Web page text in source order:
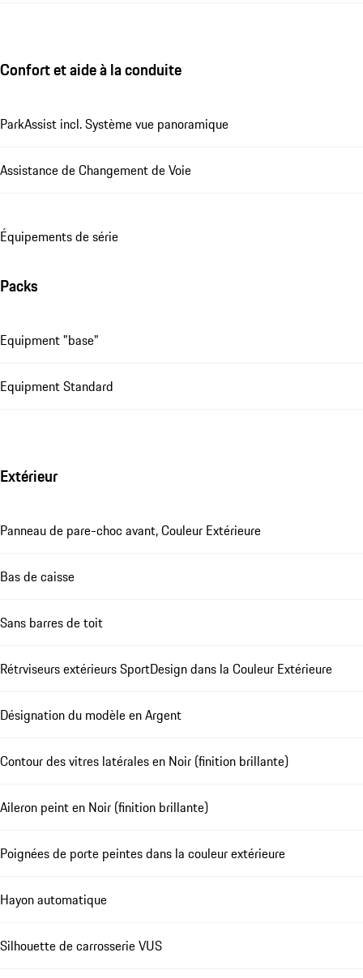
Confort et aide à la conduite
ParkAssist incl. Système vue panoramique
Assistance de Changement de Voie
Équipements de série
Packs
Equipment "base"
Equipment Standard
Extérieur
Panneau de pare-choc avant, Couleur Extérieure
Bas de caisse
Sans barres de toit
Rétrviseurs extérieurs SportDesign dans la Couleur Extérieure
Désignation du modèle en Argent
Contour des vitres latérales en Noir (finition brillante)
Aileron peint en Noir (finition brillante)
Poignées de porte peintes dans la couleur extérieure
Hayon automatique
Silhouette de carrosserie VUS